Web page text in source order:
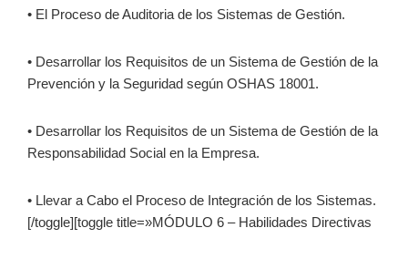
• El Proceso de Auditoria de los Sistemas de Gestión.
• Desarrollar los Requisitos de un Sistema de Gestión de la
Prevención y la Seguridad según OSHAS 18001.
• Desarrollar los Requisitos de un Sistema de Gestión de la
Responsabilidad Social en la Empresa.
• Llevar a Cabo el Proceso de Integración de los Sistemas.
[/toggle][toggle title=»MÓDULO 6 – Habilidades Directivas